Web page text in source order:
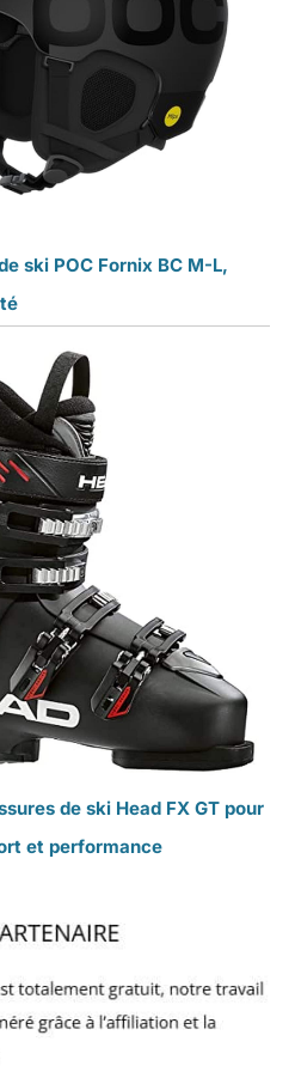
ski POC Fornix BC M-L,
de ski Head FX GT pour
et performance